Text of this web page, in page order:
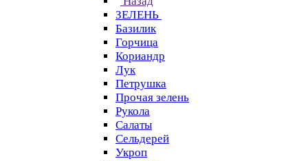
ЗЕЛЕНЬ
Базилик
Горчица
Кориандр
Лук
Петрушка
Прочая зелень
Рукола
Салаты
Сельдерей
Укроп